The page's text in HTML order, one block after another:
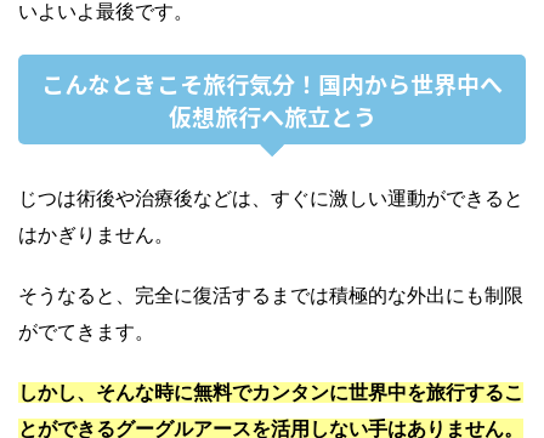
いよいよ最後です。
こんなときこそ旅行気分！国内から世界中へ
仮想旅行へ旅立とう
じつは術後や治療後などは、すぐに激しい運動ができると
はかぎりません。
そうなると、完全に復活するまでは積極的な外出にも制限
がでてきます。
しかし、そんな時に無料でカンタンに世界中を旅行するこ
とができるグーグルアースを活用しない手はありません。